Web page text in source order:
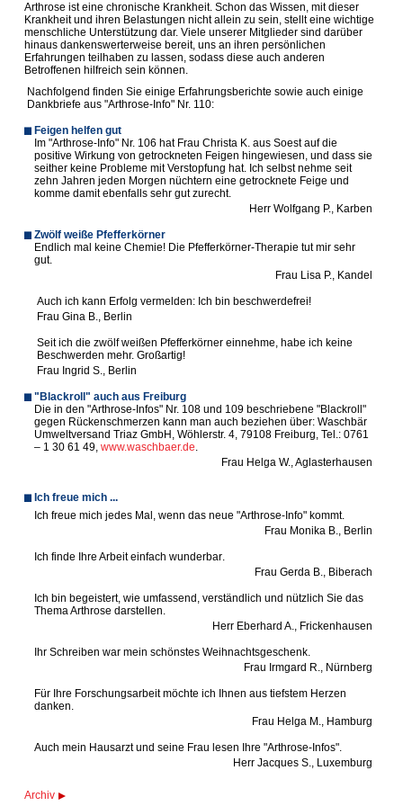
Arthrose ist eine chronische Krankheit. Schon das Wissen, mit dieser
Krankheit und ihren Belastungen nicht allein zu sein, stellt eine wichtige
menschliche Unterstützung dar. Viele unserer Mitglieder sind darüber
hinaus dankenswerterweise bereit, uns an ihren persönlichen
Erfahrungen teilhaben zu lassen, sodass diese auch anderen
Betroffenen hilfreich sein können.
Nachfolgend finden Sie einige Erfahrungsberichte sowie auch einige
Dankbriefe aus "Arthrose-Info" Nr. 110:
Feigen helfen gut
m "Arthrose-Info" Nr. 106 hat Frau Christa K. aus Soest auf die
positive Wirkung von getrockneten Feigen hingewiesen, und dass sie
seither keine Probleme mit Verstopfung hat. Ich selbst nehme seit
zehn Jahren jeden Morgen nüchtern eine getrocknete Feige und
komme damit ebenfalls sehr gut zurecht.
Herr Wolfgang P., Karben
Zwölf weiße Pfefferkörner
Endlich mal keine Chemie! Die Pfefferkörner-Therapie tut mir sehr
gut.
Frau Lisa P., Kandel
Auch ich kann Erfolg vermelden: Ich bin beschwerdefrei!
Frau Gina B., Berlin
Seit ich die zwölf weißen Pfefferkörner einnehme, habe ich keine
Beschwerden mehr. Großartig!
Frau Ingrid S., Berlin
"Blackroll" auch aus Freiburg
Die in den "Arthrose-Infos" Nr. 108 und 109 beschriebene "Blackroll"
gegen Rückenschmerzen kann man auch beziehen über: Waschbär
Umweltversand Triaz GmbH, Wöhlerstr. 4, 79108 Freiburg, Tel.: 0761
– 1 30 61 49, www.waschbaer.de.
Frau Helga W., Aglasterhausen
Ich freue mich ...
ch freue mich jedes Mal, wenn das neue "Arthrose-Info" kommt.
Frau Monika B., Berlin
ch finde Ihre Arbeit einfach wunderbar.
Frau Gerda B., Biberach
ch bin begeistert, wie umfassend, verständlich und nützlich Sie das
Thema Arthrose darstellen.
Herr Eberhard A., Frickenhausen
hr Schreiben war mein schönstes Weihnachtsgeschenk.
Frau Irmgard R., Nürnberg
Für Ihre Forschungsarbeit möchte ich Ihnen aus tiefstem Herzen
danken.
Frau Helga M., Hamburg
Auch mein Hausarzt und seine Frau lesen Ihre "Arthrose-Infos".
Herr Jacques S., Luxemburg
Archiv